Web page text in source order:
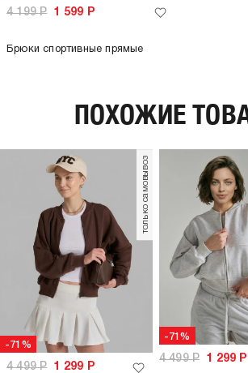
4 199Р 1 599 Р
Брюки спортивные прямые
ПОХОЖИЕ
-71%
только самовывоз
4 499Р 1 299 Р
-71%
4 499Р 1 299 Р